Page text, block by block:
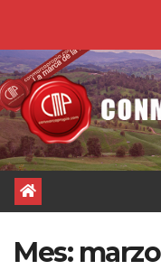
contenido
Mes: